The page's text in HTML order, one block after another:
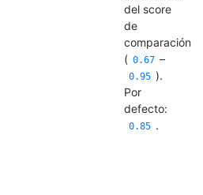
del score
de
comparación
( 0.67 –
0.95 ).
Por
defecto:
0.85 .